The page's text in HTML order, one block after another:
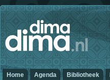
Home Agenda Bibliotheek